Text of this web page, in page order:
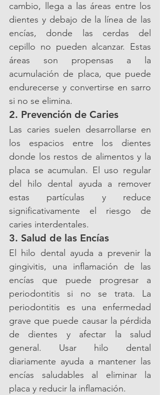
cambio, llega a las áreas entre los
dientes y debajo de la línea de las
encías, donde las cerdas del
cepillo no pueden alcanzar. Estas
áreas son propensas a la
acumulación de placa, que puede
endurecerse y convertirse en sarro
si no se elimina.
2. Prevención de Caries
Las caries suelen desarrollarse en
los espacios entre los dientes
donde los restos de alimentos y la
placa se acumulan. El uso regular
del hilo dental ayuda a remover
estas partículas y reduce
significativamente el riesgo de
caries interdentales.
3. Salud de las Encías
El hilo dental ayuda a prevenir la
gingivitis, una inflamación de las
encías que puede progresar a
periodontitis si no se trata. La
periodontitis es una enfermedad
grave que puede causar la pérdida
de dientes y afectar la salud
general. Usar hilo dental
diariamente ayuda a mantener las
encías saludables al eliminar la
placa y reducir la inflamación.